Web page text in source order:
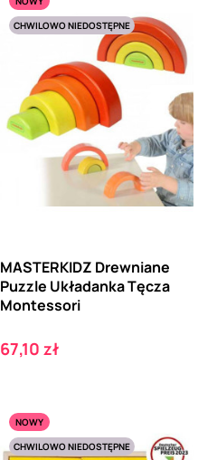
CHWILOWO NIEDOSTĘPNE
MASTERKIDZ Drewniane
Puzzle Układanka Tęcza
Montessori
Cena
67,10 zł
NOWY
CHWILOWO NIEDOSTĘPNE